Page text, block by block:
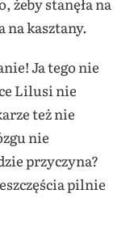
na kasztany.
Ja tego nie
Lilusi nie
też nie
nie
przyczyna?
pilnie